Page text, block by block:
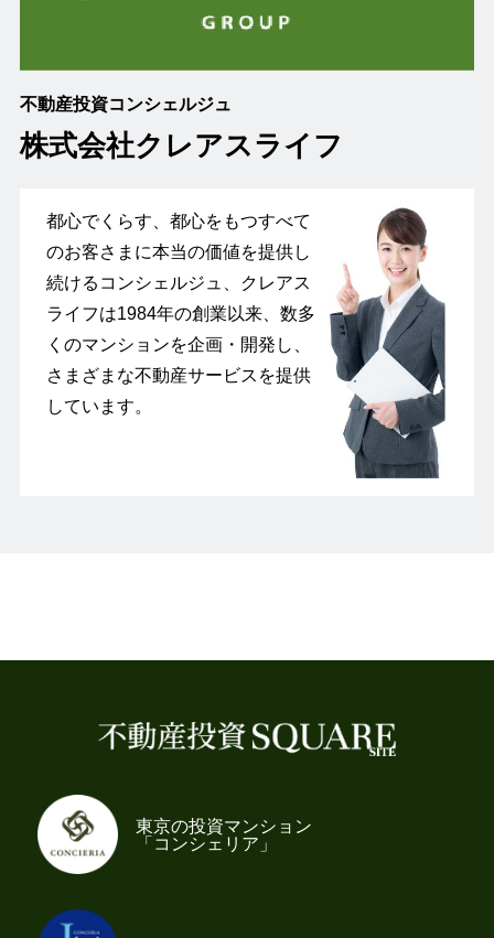
不動産投資コンシェルジュ
株式会社クレアスライフ
都心でくらす、都心をもつすべて
のお客さまに本当の価値を提供し
続けるコンシェルジュ、クレアス
ライフは1984年の創業以来、数多
くのマンションを企画・開発し、
さまざまな不動産サービスを提供
しています。
東京の投資マンション
「コンシェリア」